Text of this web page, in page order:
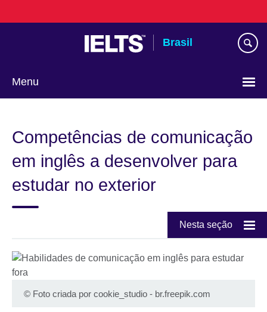
para
Brasil
Menu
language
Competências de comunicação
em inglês a desenvolver para
estudar no exterior
Nesta seção
© Foto criada por cookie_studio - br.freepik.com